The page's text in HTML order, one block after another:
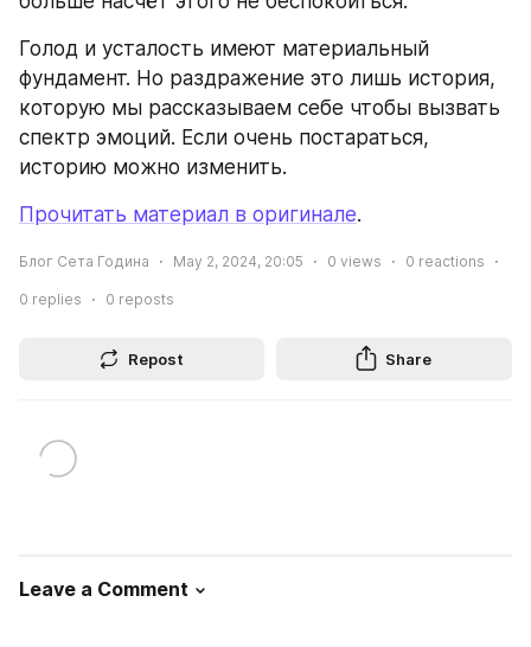
Голод и усталость имеют материальный
фундамент. Но раздражение это лишь история,
которую мы рассказываем себе чтобы вызвать
спектр эмоций. Если очень постараться,
историю можно изменить.
Прочитать материал в оригинале.
Блог Сета Година May 2, 2024, 20:05 0 views 0 reactions
0 replies 0 reposts
Repost Share
Leave a Comment